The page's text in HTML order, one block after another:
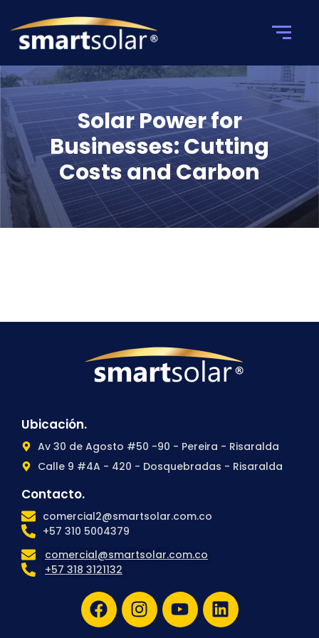
Solar Power for
Businesses: Cutting
Costs and Carbon
Ubicación.
Av 30 de Agosto #50 -90 - Pereira - Risaralda
Calle 9 #4A - 420 - Dosquebradas - Risaralda
Contacto.
comercial2@smartsolar.com.co
+57 310 5004379
comercial@smartsolar.com.co
+57 318 3121132